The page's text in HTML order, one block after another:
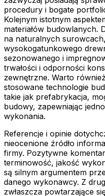
procedury i bogate
Kolejnym istotnym
materiałów budowlanych.
na naturalnych
wysokogatunkowego
sezonowanego i
trwałości i odporności
zewnętrzne. Warto
stosowane technologie
takie jak prefabrykacja,
budowy, zapewniając
wykonania.
Referencje i opinie
nieocenione źródło
firmy. Pozytywne
terminowość, jakość
są silnym argumentem
danego wykonawcy. Z
zwłaszcza powtarzające